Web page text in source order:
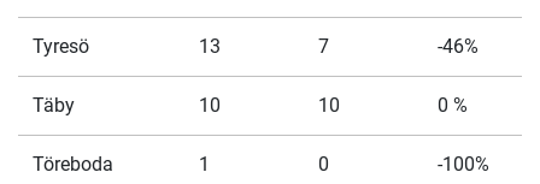
Tyresö 13 7 -46%
Täby 10 10 0 %
Töreboda 1 0 -100%